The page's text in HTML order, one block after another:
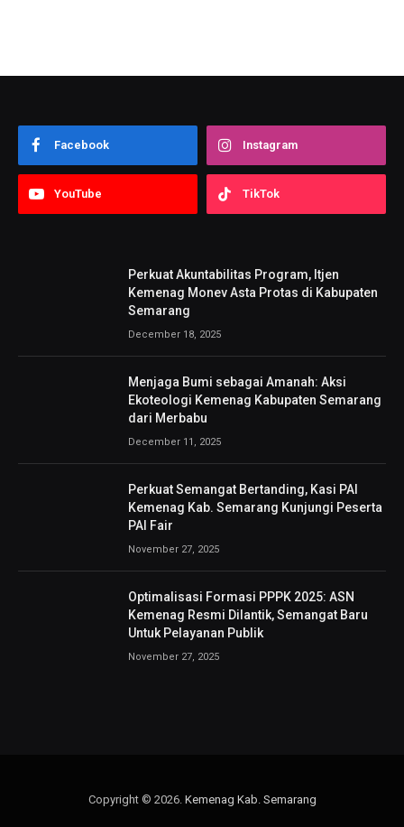
Facebook Instagram
YouTube TikTok
Perkuat Akuntabilitas Program, Itjen
Kemenag Monev Asta Protas di Kabupaten
Semarang
December 18, 2025
Menjaga Bumi sebagai Amanah: Aksi
Ekoteologi Kemenag Kabupaten Semarang
dari Merbabu
December 11, 2025
Perkuat Semangat Bertanding, Kasi PAI
Kemenag Kab. Semarang Kunjungi Peserta
PAI Fair
November 27, 2025
Optimalisasi Formasi PPPK 2025: ASN
Kemenag Resmi Dilantik, Semangat Baru
Untuk Pelayanan Publik
November 27, 2025
Copyright © 2026. Kemenag Kab. Semarang